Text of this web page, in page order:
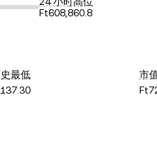
Ft608,860.8
最低
市